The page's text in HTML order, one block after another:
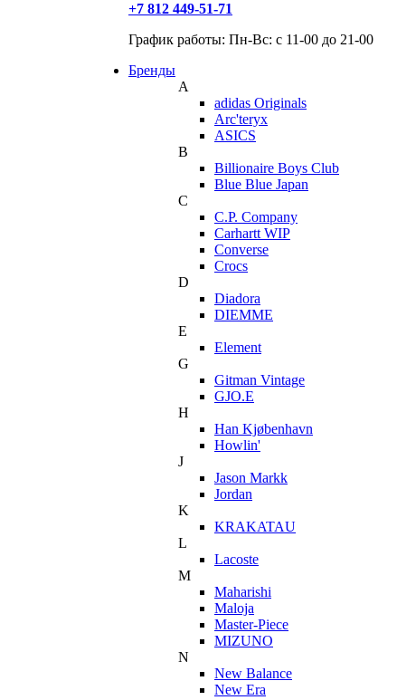
+7 812 449-51-71
График работы: Пн-Вс: с 11-00 до 21-00
Бренды
A
adidas Originals
Arc'teryx
ASICS
B
Billionaire Boys Club
Blue Blue Japan
C
C.P. Company
Carhartt WIP
Converse
Crocs
D
Diadora
DIEMME
E
Element
G
Gitman Vintage
GJO.E
H
Han Kjøbenhavn
Howlin'
J
Jason Markk
Jordan
K
KRAKATAU
L
Lacoste
M
Maharishi
Maloja
Master-Piece
MIZUNO
N
New Balance
New Era